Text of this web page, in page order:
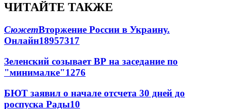
ЧИТАЙТЕ ТАКЖЕ
СюжетВторжение России в Украину.
Онлайн18957317
Зеленский созывает ВР на заседание по
"минималке"1276
БЮТ заявил о начале отсчета 30 дней до
роспуска Рады10